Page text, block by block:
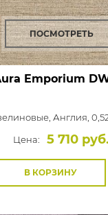
ПОСМОТРЕТЬ
Emporium
Англия,
Цена:
5 710 руб.
В КОРЗИНУ